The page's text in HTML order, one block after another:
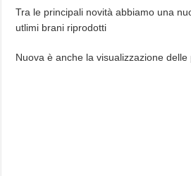
Tra le principali novità abbiamo una
utlimi brani riprodotti
Nuova è anche la visualizzazione delle